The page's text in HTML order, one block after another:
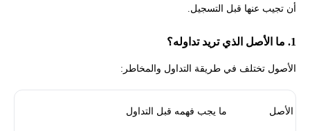
أن تجيب عنها قبل التسجيل.
1. ما الأصل الذي تريد تداوله؟
الأصول تختلف في طريقة التداول والمخاطر:
الأصل ما يجب فهمه قبل التداول